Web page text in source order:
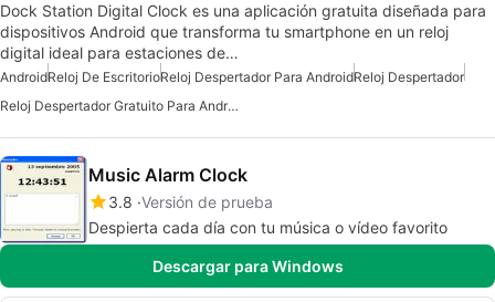
Dock Station Digital Clock es una aplicación gratuita diseñada para
dispositivos Android que transforma tu smartphone en un reloj
digital ideal para estaciones de…
AndroidReloj De EscritorioReloj Despertador Para AndroidReloj Despertador
Reloj Despertador Gratuito Para Android
Music Alarm Clock
3.8 Versión de prueba
Despierta cada día con tu música o vídeo favorito
Descargar para Windows